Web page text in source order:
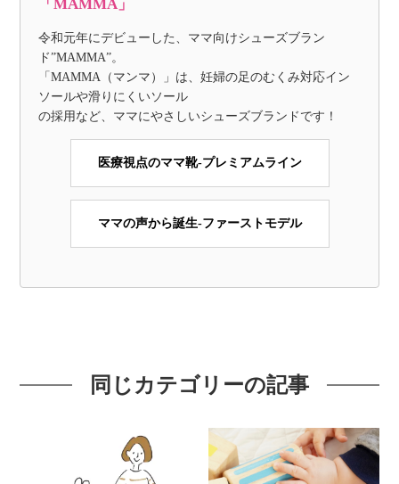
「MAMMA」
令和元年にデビューした、ママ向けシューズブラン
ド”MAMMA”。
「MAMMA（マンマ）」は、妊婦の足のむくみ対応イン
ソールや滑りにくいソール
の採用など、ママにやさしいシューズブランドです！
医療視点のママ靴-プレミアムライン
ママの声から誕生-ファーストモデル
同じカテゴリーの記事